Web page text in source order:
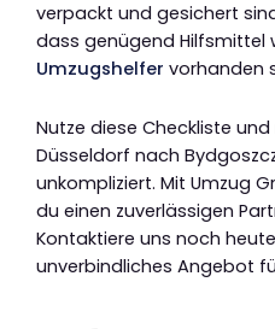
verpackt und gesichert
dass genügend Hilfsmittel
Umzugshelfer vorhanden
Nutze diese Checkliste
Düsseldorf nach
unkompliziert. Mit Umzug
du einen zuverlässigen
Kontaktiere uns noch
unverbindliches Angebot